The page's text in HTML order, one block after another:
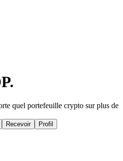
.
quel portefeuille crypto sur plus de
Recevoir Profil